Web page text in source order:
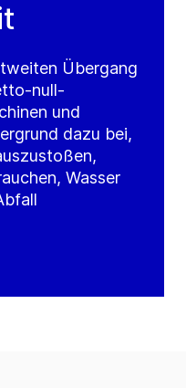
Übergang
null-
und
dazu bei,
Wasser